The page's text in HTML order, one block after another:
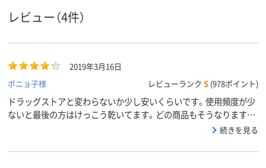
レビュー（4件）
2019年3月16日
ポニョ子様
レビューランク S (978ポイント)
ドラッグストアと変わらないか少し安いくらいです。使用頻度が少
ないと最後の方はけっこう乾いてます。どの商品もそうなります
続きを見る